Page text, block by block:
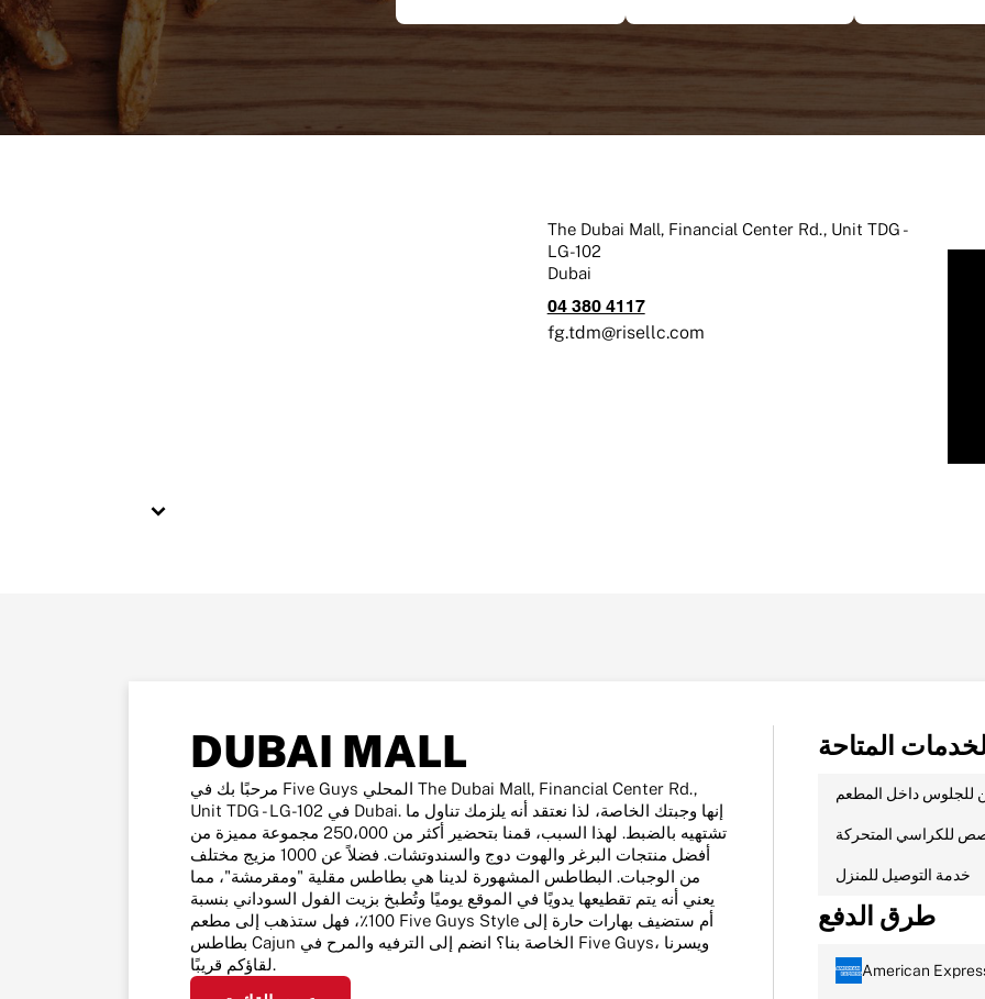
The Dubai Mall, Financial Center Rd., Unit TDG -
LG-102
Dubai
04 380 4117
fg.tdm@risellc.com
DUBAI MALL
مرحبًا بك في Five Guys المحلي The Dubai Mall, Financial Center Rd.,
Unit TDG - LG-102 في Dubai. إنها وجبتك الخاصة، لذا نعتقد أنه يلزمك تناول ما
تشتهيه بالضبط. لهذا السبب، قمنا بتحضير أكثر من 250،000 مجموعة مميزة من
أفضل منتجات البرغر والهوت دوج والسندوتشات. فضلاً عن 1000 مزيج مختلف
من الوجبات. البطاطس المشهورة لدينا هي بطاطس مقلية "ومقرمشة"، مما
يعني أنه يتم تقطيعها يدويًا في الموقع يوميًا وتُطبخ بزيت الفول السوداني بنسبة
100٪، فهل ستذهب إلى مطعم Five Guys Style أم ستضيف بهارات حارة إلى
بطاطس Cajun الخاصة بنا؟ انضم إلى الترفيه والمرح في Five Guys، ويسرنا
لقاؤكم قريبًا.
المتاحة
للجلوس داخل المطعم
للكراسي المتحركة
خدمة التوصيل للمنزل
طرق الدفع
American